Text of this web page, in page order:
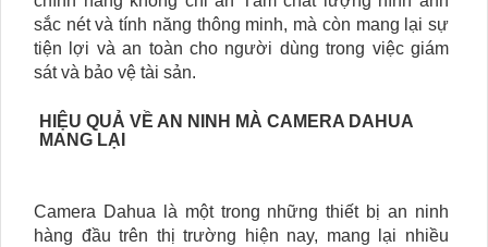
sắc nét và tính năng thông minh, mà còn mang lại sự
tiện lợi và an toàn cho người dùng trong việc giám
sát và bảo vệ tài sản.
HIỆU QUẢ VỀ AN NINH MÀ CAMERA DAHUA
MANG LẠI
Camera Dahua là một trong những thiết bị an ninh
hàng đầu trên thị trường hiện nay, mang lại nhiều